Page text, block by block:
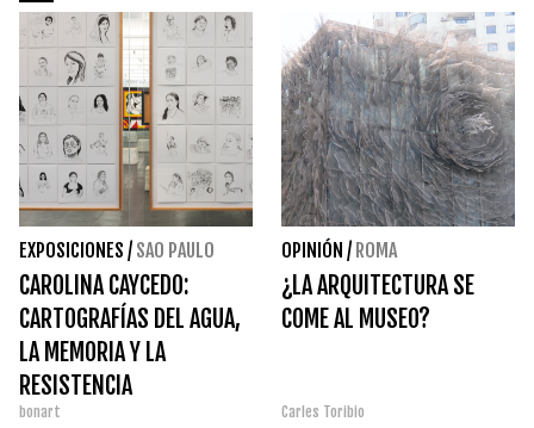
EXPOSICIONES / SAO PAULO
CAROLINA CAYCEDO:
CARTOGRAFÍAS DEL AGUA,
LA MEMORIA Y LA
RESISTENCIA
bonart
OPINIÓN / ROMA
¿LA ARQUITECTURA SE
COME AL MUSEO?
Carles Toribio